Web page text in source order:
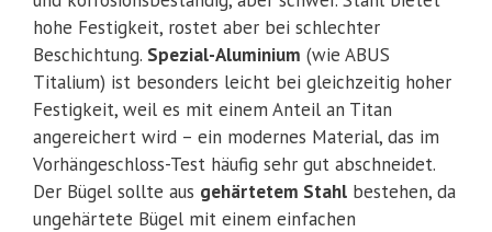
hohe Festigkeit, rostet aber bei schlechter
Beschichtung. Spezial-Aluminium (wie ABUS
Titalium) ist besonders leicht bei gleichzeitig hoher
Festigkeit, weil es mit einem Anteil an Titan
angereichert wird – ein modernes Material, das im
Vorhängeschloss-Test häufig sehr gut abschneidet.
Der Bügel sollte aus gehärtetem Stahl bestehen, da
ungehärtete Bügel mit einem einfachen